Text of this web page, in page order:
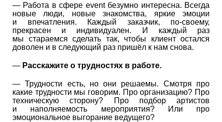
— Работа в сфере event безумно интересна. Всегда
новые люди, новые знакомства, яркие эмоции
и впечатления. Каждый заказчик, по-своему,
прекрасен и индивидуален. И каждый раз
мы стараемся сделать так, чтобы клиент остался
доволен и в следующий раз пришёл к нам снова.
— Расскажите о трудностях в работе.
— Трудности есть, но они решаемы. Смотря про
какие трудности мы говорим. Про организацию? Про
техническую сторону? Про подбор артистов
и наполняемость мероприятия? Или про
эмоциональное выгорание ведущего?